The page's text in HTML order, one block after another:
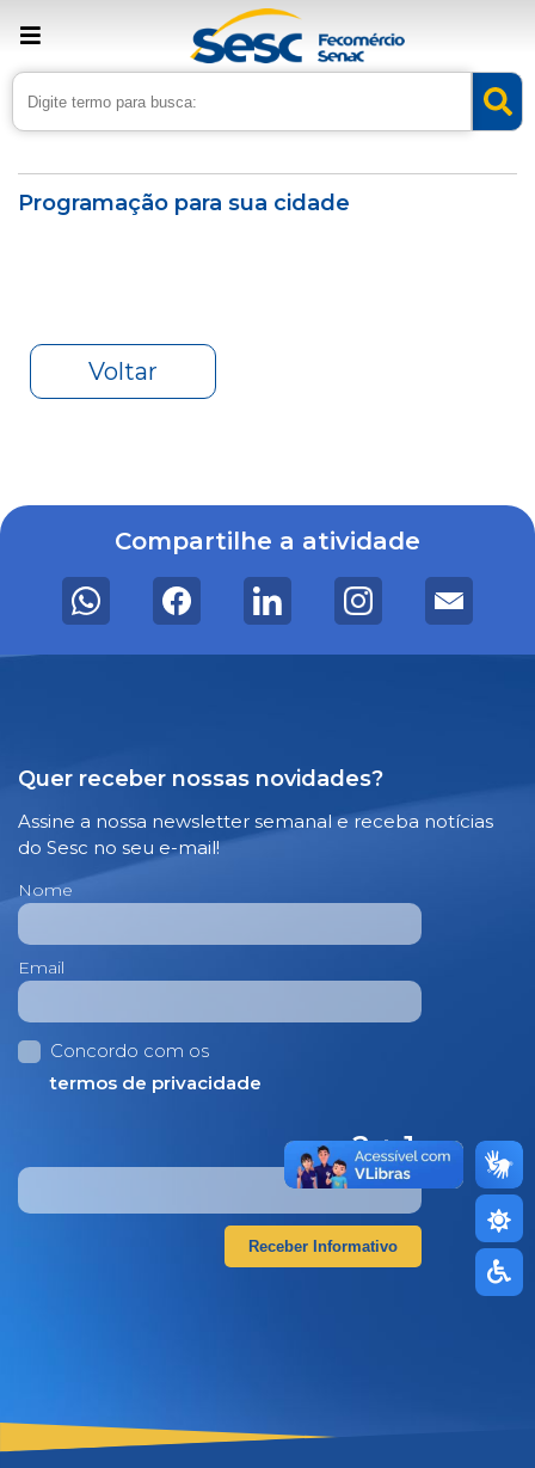
› Home › Agenda
Programação para sua cidade
Voltar
Compartilhe a atividade
Quer receber nossas novidades?
Assine a nossa newsletter semanal e receba notícias
do Sesc no seu e-mail!
Nome
Email
Concordo com os
termos de privacidade
2 + 1=
Receber Informativo